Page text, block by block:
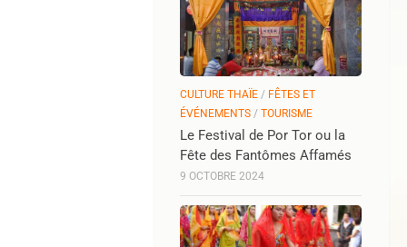
CULTURE THAÏE / FÊTES ET
ÉVÉNEMENTS / TOURISME
Le Festival de Por Tor ou la
Fête des Fantômes Affamés
9 OCTOBRE 2024